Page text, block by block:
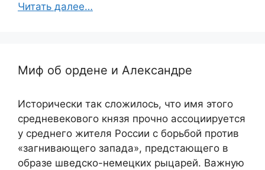
Читать далее…
Миф об ордене и Александре
Исторически так сложилось, что имя этого
средневекового князя прочно ассоциируется
у среднего жителя России с борьбой против
«загнивающего запада», предстающего в
образе шведско-немецких рыцарей. Важную